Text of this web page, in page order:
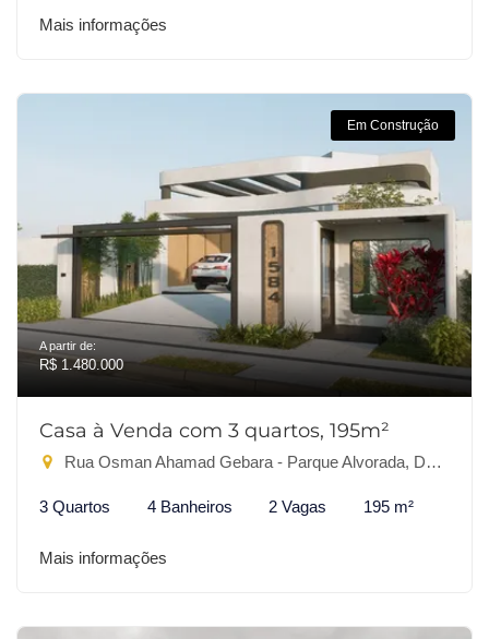
Mais informações
Em Construção
A partir de:
R$ 1.480.000
Casa à Venda com 3 quartos, 195m²
Rua Osman Ahamad Gebara - Parque Alvorada, Dourados-MS
3 Quartos 4 Banheiros 2 Vagas 195 m²
Mais informações